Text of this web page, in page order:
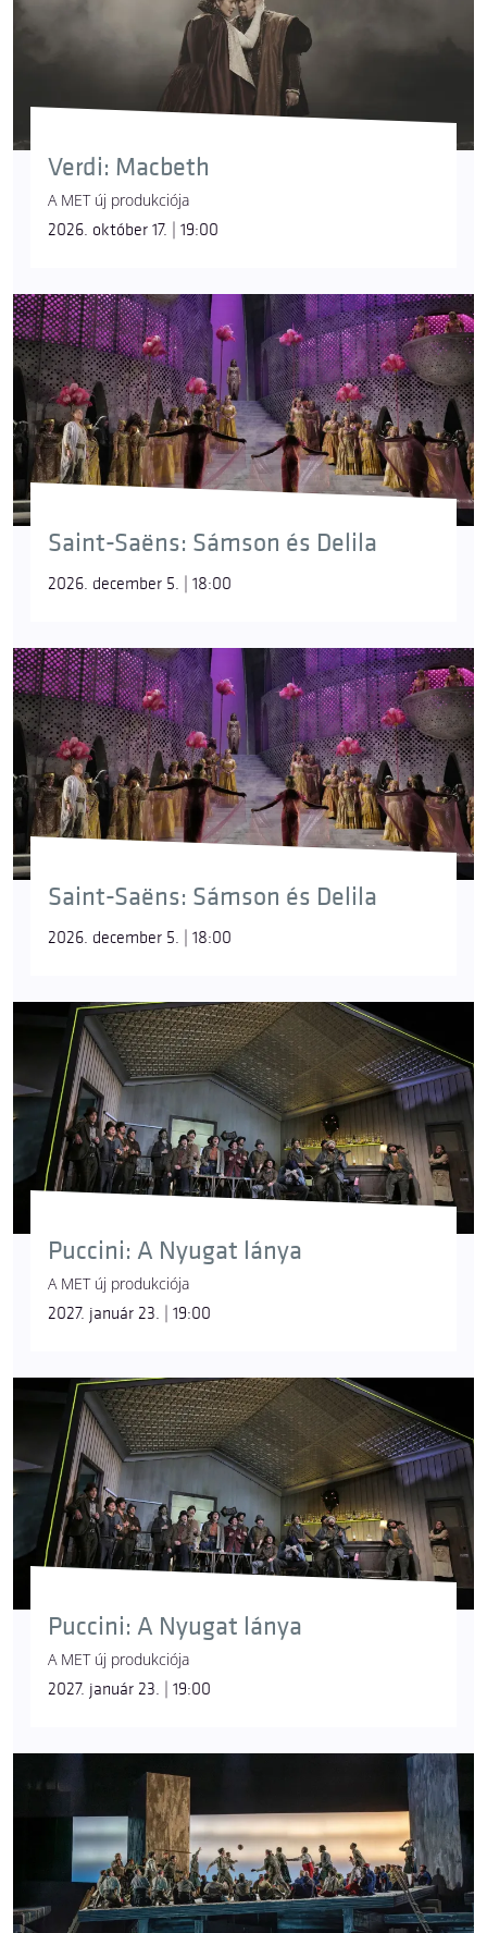
Verdi: Macbeth
A MET új produkciója
2026. október 17. | 19:00
Saint-Saëns: Sámson és Delila
2026. december 5. | 18:00
Saint-Saëns: Sámson és Delila
2026. december 5. | 18:00
Puccini: A Nyugat lánya
A MET új produkciója
2027. január 23. | 19:00
Puccini: A Nyugat lánya
A MET új produkciója
2027. január 23. | 19:00